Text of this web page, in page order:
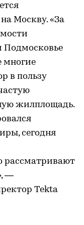
Москву. «За
Подмосковье
многие
в пользу
жилплощадь.
сегодня
рассматривают
—
Tekta